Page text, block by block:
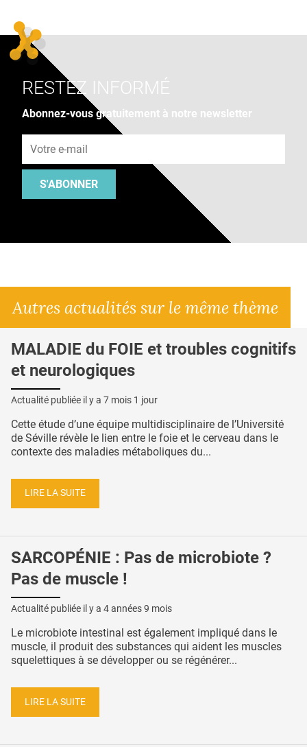
RESTEZ INFORMÉ
Abonnez-vous gratuitement à notre newsletter
S'ABONNER
Autres actualités sur le même thème
MALADIE du FOIE et troubles cognitifs
et neurologiques
Actualité publiée il y a 7 mois 1 jour
Cette étude d’une équipe multidisciplinaire de l’Université
de Séville révèle le lien entre le foie et le cerveau dans le
contexte des maladies métaboliques du...
LIRE LA SUITE
SARCOPÉNIE : Pas de microbiote ?
Pas de muscle !
Actualité publiée il y a 4 années 9 mois
Le microbiote intestinal est également impliqué dans le
muscle, il produit des substances qui aident les muscles
squelettiques à se développer ou se régénérer...
LIRE LA SUITE